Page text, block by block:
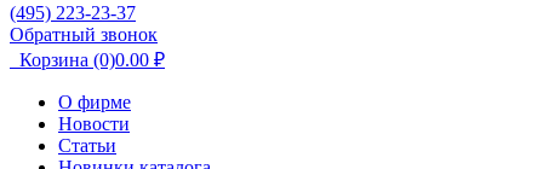
(495) 223-23-37
Обратный звонок
Корзина (0)0.00 ₽
О фирме
Новости
Статьи